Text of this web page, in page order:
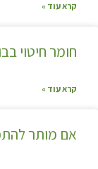
קרא עוד »
חומר חיטוי
קרא עוד »
אם מותר